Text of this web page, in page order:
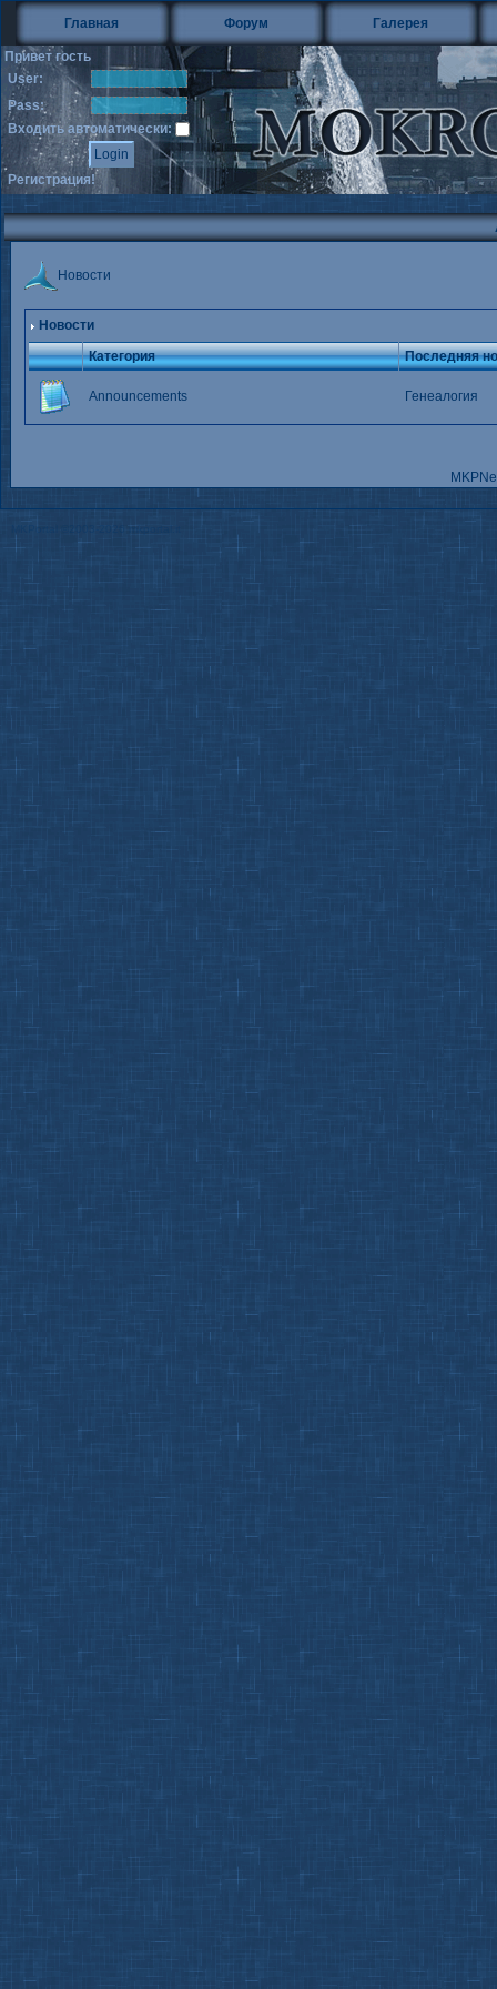
Главная Форум Галерея
Привет гость
User:
Pass:
Входить автоматически:
Регистрация!
Новости
Новости
Категория
Последняя
Announcements Генеалогия
mkportal.it